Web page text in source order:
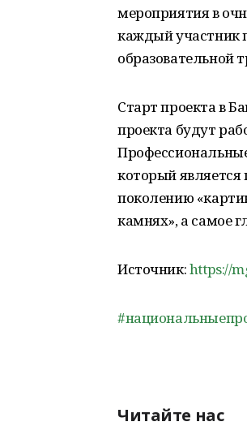
мероприятия в
каждый участник
образовательной
Старт проекта в
проекта будут
который
поколению
камнях», а самое
Источник:https://
Читайте нас